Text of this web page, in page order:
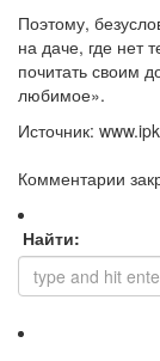
Поэтому,
на даче, где нет
почитать своим
любимое».
Источник:
Комментарии
Найти: